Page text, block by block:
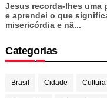
Jesus recorda-lhes uma
e aprendei o que
misericórdia e nã...
Categorias
Brasil Cidade Cultura